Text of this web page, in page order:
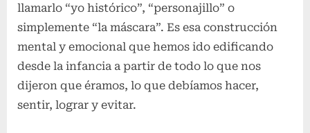
llamarlo “yo histórico”, “personajillo” o
simplemente “la máscara”. Es esa construcción
mental y emocional que hemos ido edificando
desde la infancia a partir de todo lo que nos
dijeron que éramos, lo que debíamos hacer,
sentir, lograr y evitar.